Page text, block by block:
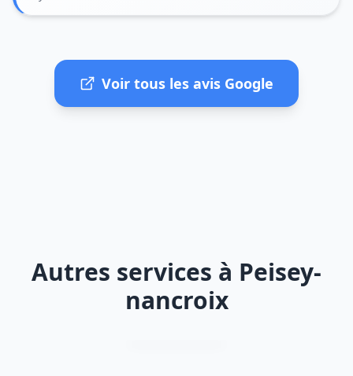
Voir tous les avis Google
Autres services à Peisey-
nancroix